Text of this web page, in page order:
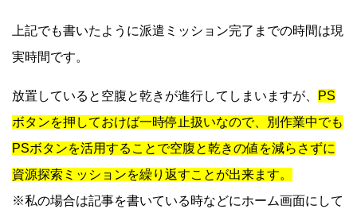
上記でも書いたように派遣ミッション完了までの時間は現
実時間です。
放置していると空腹と乾きが進行してしまいますが、
PS
ボタンを押しておけば一時停止扱いなので、別作業中でも
PSボタンを活用することで空腹と乾きの値を減らさずに
資源探索ミッションを繰り返すことが出来ます。
※私の場合は記事を書いている時などにホーム画面にして